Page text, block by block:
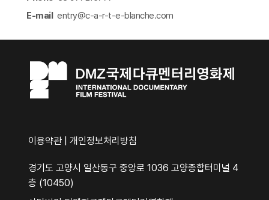
E-mailentry@c-a-r-t-e-blanche.com​
이용약관 개인정보처리방침
경기도 고양시 일산동구 중앙로 1036 고양종합터미널 4
층 (10450)